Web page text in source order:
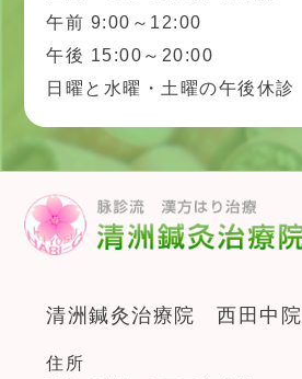
午前 9:00～12:00
午後 15:00～20:00
日曜と水曜・土曜の午後休診
清洲鍼灸治療院 西田中院
住所